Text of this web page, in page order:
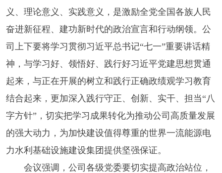
义、理论意义、实践意义，是激励全党全国各族人民
奋进新征程、建功新时代的政治宣言和行动纲领。公
司上下要将学习贯彻习近平总书记“七一”重要讲话精
神，与学习好、领悟好、践行好习近平党建思想贯通
起来，与正在开展的树立和践行正确政绩观学习教育
结合起来，更加深入践行守正、创新、实干、担当“八
字方针”，切实把学习成果转化为推动公司高质量发展
的强大动力，为加快建设值得尊重的世界一流能源电
力水利基础设施建设集团提供坚强保证。
会议强调，公司各级党委要切实提高政治站位，